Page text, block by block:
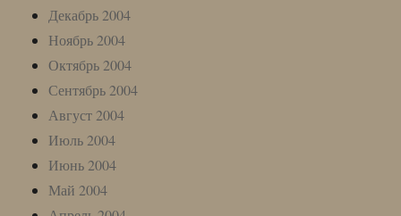
Декабрь 2004
Ноябрь 2004
Октябрь 2004
Сентябрь 2004
Август 2004
Июль 2004
Июнь 2004
Май 2004